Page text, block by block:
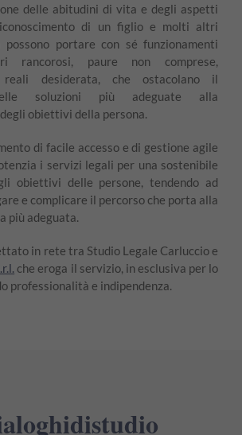
delle abitudini di vita e degli aspetti
di un figlio e molti altri
portare con sé funzionamenti
rancorosi, paure non comprese,
reali desiderata, che ostacolano il
soluzioni più adeguate alla
obiettivi della persona.
di facile accesso e di gestione agile
i servizi legali per una sostenibile
obiettivi delle persone, tendendo ad
e complicare il percorso che porta alla
più adeguata.
in rete tra Studio Legale Carluccio e
che eroga il servizio, in esclusiva per lo
professionalità e indipendenza.